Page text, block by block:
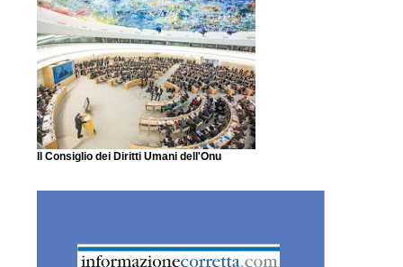
Il Consiglio dei Diritti Umani dell'Onu